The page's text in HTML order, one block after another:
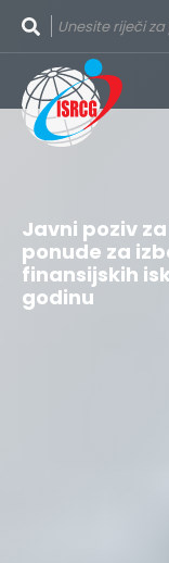
Javni poziv
ponude za
finansijskih
godinu